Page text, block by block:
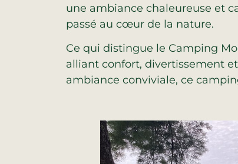
une ambiance chaleureuse et
passé au cœur de la nature.
Ce qui distingue le Camping
alliant confort, divertissement
ambiance conviviale, ce